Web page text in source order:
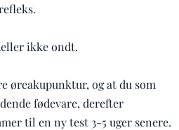
ikke ondt.
øreakupunktur, og at du som
fødevare, derefter
til en ny test 3-5 uger senere.